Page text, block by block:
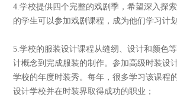
4.学校提供四个完整的戏剧季，希望深入探
的学生可以参加戏剧课程，成为他们学习计
5.学校的服装设计课程从缝纫、设计和颜色
计概念到完成服装的制作。参加高级时装设
学校的年度时装秀。每年，很多学习该课程
设计学校并在时装界取得成功的职业；